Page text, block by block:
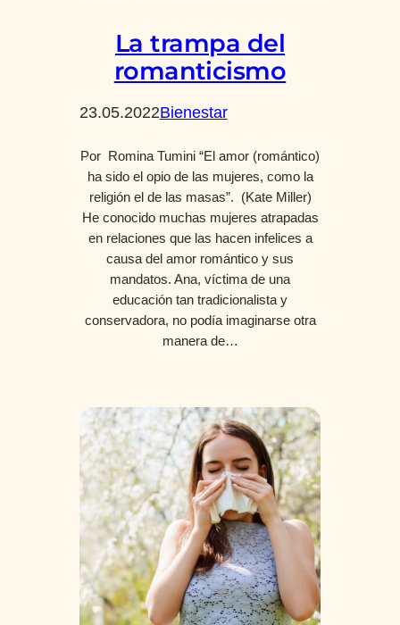
La trampa del
romanticismo
23.05.2022Bienestar
Por Romina Tumini “El amor (romántico)
ha sido el opio de las mujeres, como la
religión el de las masas”. (Kate Miller)
He conocido muchas mujeres atrapadas
en relaciones que las hacen infelices a
causa del amor romántico y sus
mandatos. Ana, víctima de una
educación tan tradicionalista y
conservadora, no podía imaginarse otra
manera de…